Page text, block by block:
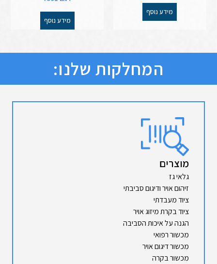
מידע נוסף
מידע נוסף
המחלקות שלנו:
מוצרים
גלאי גז
זיהום אויר ודיגום סביבתי
ציוד מעבדתי
ציוד בקרת מיזוג אויר
הגנה על איכות הסביבה
מכשור רפואי
מכשור דיגום אויר
מכשור בקרה